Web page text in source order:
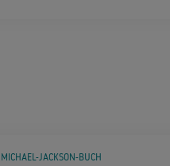
MICHAEL-JACKSON-BUCH